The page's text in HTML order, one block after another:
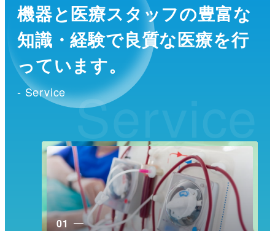
機器と医療スタッフの豊富な
知識・経験で良質な医療を行
っています。
- Service Service
01